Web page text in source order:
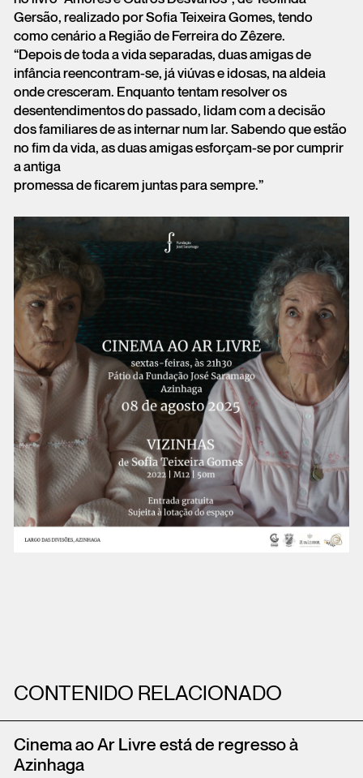
Gersão, realizado por Sofia Teixeira Gomes, tendo
como cenário a Região de Ferreira do Zêzere.
“Depois de toda a vida separadas, duas amigas de
infância reencontram-se, já viúvas e idosas, na aldeia
onde cresceram. Enquanto tentam resolver os
desentendimentos do passado, lidam com a decisão
dos familiares de as internar num lar. Sabendo que estão
no fim da vida, as duas amigas esforçam-se por cumprir
a antiga
promessa de ficarem juntas para sempre.”
CONTENIDO RELACIONADO
Cinema ao Ar Livre está de regresso à
Azinhaga